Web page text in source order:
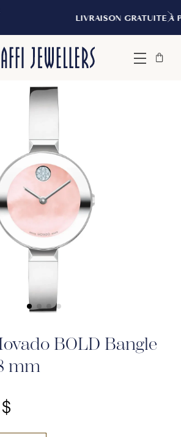
LIVRAISON GRATUITE À PARTIR DE 299 $*
Menu
Sac
Fermer
BOLD Bangle
mm